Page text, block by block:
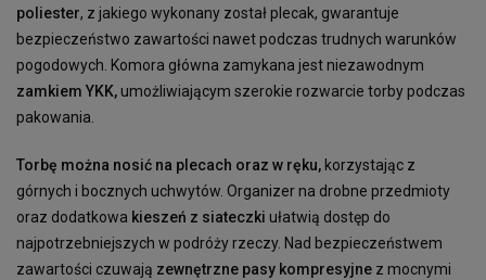
poliester, z jakiego wykonany został plecak, gwarantuje
bezpieczeństwo zawartości nawet podczas trudnych warunków
pogodowych. Komora główna zamykana jest niezawodnym
zamkiem YKK,umożliwiającym szerokie rozwarcie torby podczas
pakowania.
Torbę można nosić na plecach oraz w ręku, korzystając z
górnych i bocznych uchwytów. Organizer na drobne przedmioty
oraz dodatkowa kieszeń z siateczki ułatwią dostęp do
najpotrzebniejszych w podróży rzeczy. Nad bezpieczeństwem
zawartości czuwają zewnętrzne pasy kompresyjne z mocnymi